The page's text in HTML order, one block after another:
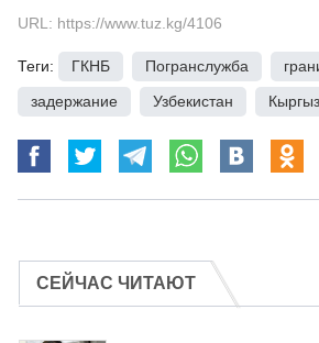
URL: https://www.tuz.kg/4106
Теги: ГКНБ Погранслужба
задержание
Узбекистан
СЕЙЧАС ЧИТАЮТ